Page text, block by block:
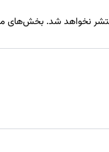
نخواهد شد. بخش‌های